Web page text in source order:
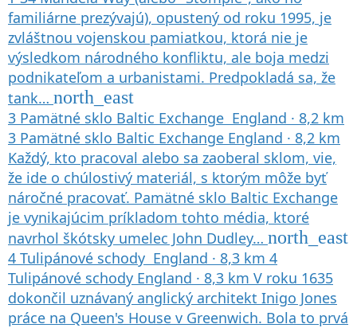
familiárne prezývajú), opustený od roku 1995, je
zvláštnou vojenskou pamiatkou, ktorá nie je
výsledkom národného konfliktu, ale boja medzi
podnikateľom a urbanistami. Predpokladá sa, že
tank… north_east
3 Pamätné sklo Baltic Exchange England · 8,2 km
3 Pamätné sklo Baltic Exchange England · 8,2 km
Každý, kto pracoval alebo sa zaoberal sklom, vie,
že ide o chúlostivý materiál, s ktorým môže byť
náročné pracovať. Pamätné sklo Baltic Exchange
je vynikajúcim príkladom tohto média, ktoré
navrhol škótsky umelec John Dudley… north_east
4 Tulipánové schody England · 8,3 km 4
Tulipánové schody England · 8,3 km V roku 1635
dokončil uznávaný anglický architekt Inigo Jones
práce na Queen's House v Greenwich. Bola to prvá